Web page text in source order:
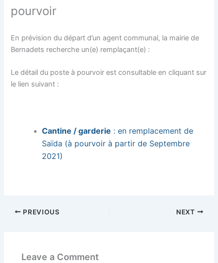
pourvoir
En prévision du départ d’un agent communal, la mairie de
Bernadets recherche un(e) remplaçant(e) :
Le détail du poste à pourvoir est consultable en cliquant sur
le lien suivant :
Cantine / garderie : en remplacement de
Saïda (à pourvoir à partir de Septembre
2021)
PREVIOUS NEXT
Leave a Comment